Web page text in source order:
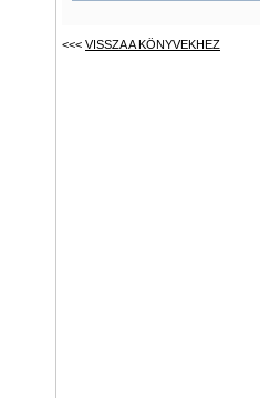
<<< VISSZA A KÖNYVEKHEZ